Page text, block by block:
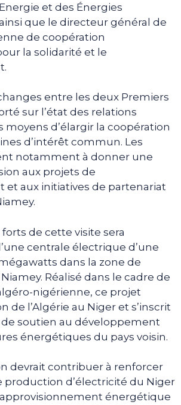
et des Énergies
que le directeur général de
de coopération
la solidarité et le
entre les deux Premiers
sur l’état des relations
moyens d’élargir la coopération
d’intérêt commun. Les
notamment à donner une
aux projets de
et aux initiatives de partenariat
de cette visite sera
centrale électrique d’une
dans la zone de
Réalisé dans le cadre de
nigérienne, ce projet
de l’Algérie au Niger et s’inscrit
soutien au développement
énergétiques du pays voisin.
devrait contribuer à renforcer
production d’électricité du Niger
énergétique